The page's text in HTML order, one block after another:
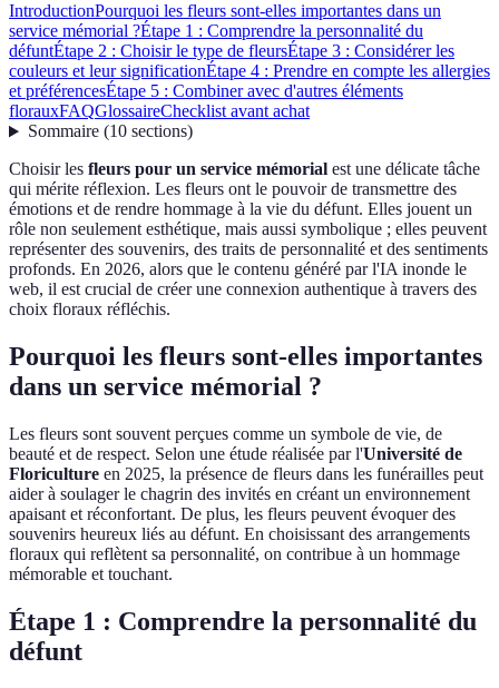
IntroductionPourquoi les fleurs sont-elles importantes dans un
service mémorial ?Étape 1 : Comprendre la personnalité du
défuntÉtape 2 : Choisir le type de fleursÉtape 3 : Considérer les
couleurs et leur significationÉtape 4 : Prendre en compte les allergies
et préférencesÉtape 5 : Combiner avec d'autres éléments
florauxFAQGlossaireChecklist avant achat
Sommaire(10 sections)
Choisir les fleurs pour un service mémorial est une délicate tâche
qui mérite réflexion. Les fleurs ont le pouvoir de transmettre des
émotions et de rendre hommage à la vie du défunt. Elles jouent un
rôle non seulement esthétique, mais aussi symbolique ; elles peuvent
représenter des souvenirs, des traits de personnalité et des sentiments
profonds. En 2026, alors que le contenu généré par l'IA inonde le
web, il est crucial de créer une connexion authentique à travers des
choix floraux réfléchis.
Pourquoi les fleurs sont-elles importantes
dans un service mémorial ?
Les fleurs sont souvent perçues comme un symbole de vie, de
beauté et de respect. Selon une étude réalisée par l'Université de
Floriculture en 2025, la présence de fleurs dans les funérailles peut
aider à soulager le chagrin des invités en créant un environnement
apaisant et réconfortant. De plus, les fleurs peuvent évoquer des
souvenirs heureux liés au défunt. En choisissant des arrangements
floraux qui reflètent sa personnalité, on contribue à un hommage
mémorable et touchant.
Étape 1 : Comprendre la personnalité du
défunt